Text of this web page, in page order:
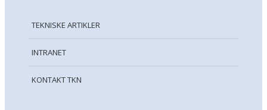
TEKNISKE ARTIKLER
INTRANET
KONTAKT TKN